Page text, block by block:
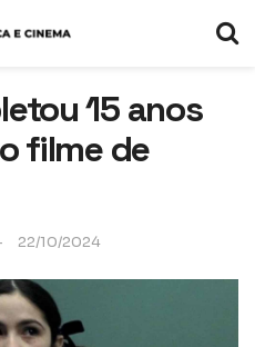
15 anos
filme de
22/10/2024